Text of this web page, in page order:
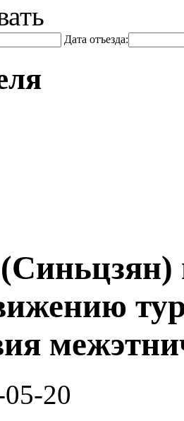
Дата отъезда:
20